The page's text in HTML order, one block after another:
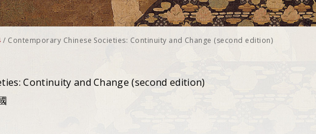
/ Contemporary Chinese Societies: Continuity and Change (second edition)
Continuity and Change (second edition)